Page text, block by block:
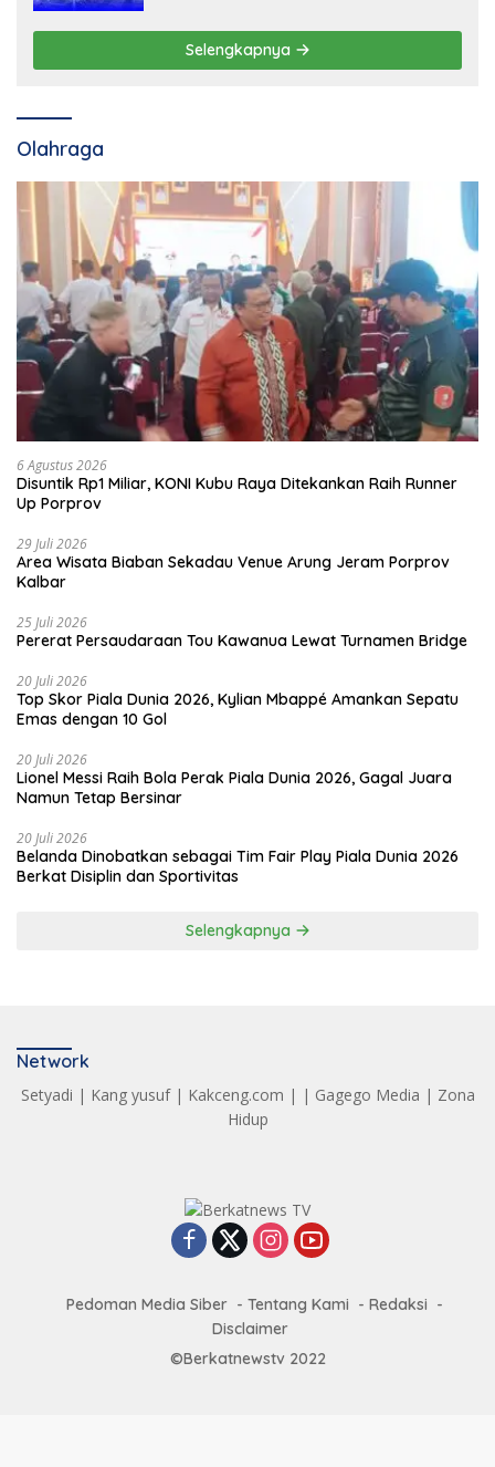
Selengkapnya
Olahraga
6 Agustus 2026
Disuntik Rp1 Miliar, KONI Kubu Raya Ditekankan Raih Runner
Up Porprov
29 Juli 2026
Area Wisata Biaban Sekadau Venue Arung Jeram Porprov
Kalbar
25 Juli 2026
Pererat Persaudaraan Tou Kawanua Lewat Turnamen Bridge
20 Juli 2026
Top Skor Piala Dunia 2026, Kylian Mbappé Amankan Sepatu
Emas dengan 10 Gol
20 Juli 2026
Lionel Messi Raih Bola Perak Piala Dunia 2026, Gagal Juara
Namun Tetap Bersinar
20 Juli 2026
Belanda Dinobatkan sebagai Tim Fair Play Piala Dunia 2026
Berkat Disiplin dan Sportivitas
Selengkapnya
Network
Setyadi | Kang yusuf| Kakceng.com | | Gagego Media | Zona
Hidup
Pedoman Media Siber Tentang Kami
Redaksi
Disclaimer
©Berkatnewstv 2022